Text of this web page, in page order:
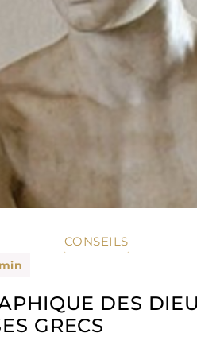
CONSEILS
DES
GRECS